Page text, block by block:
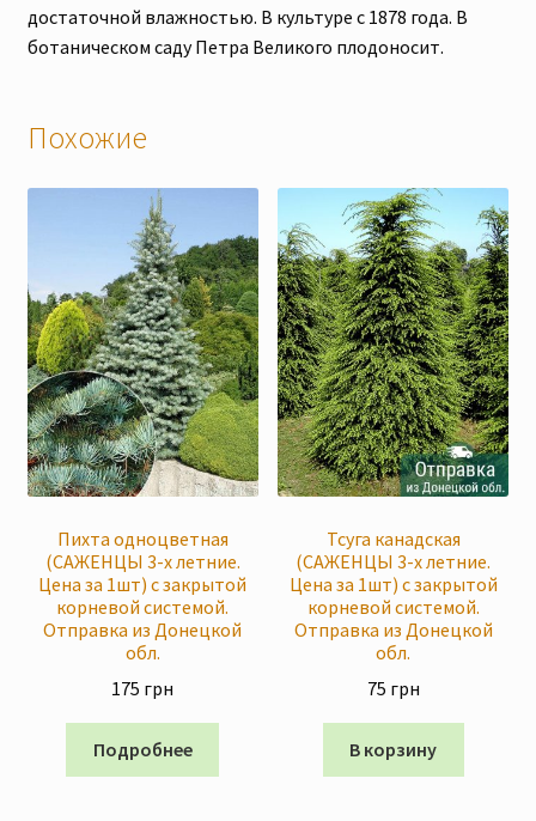
достаточной влажностью. В культуре с 1878 года. В
ботаническом саду Петра Великого плодоносит.
Похожие
Пихта одноцветная
(САЖЕНЦЫ 3-х летние.
Цена за 1шт) с закрытой
корневой системой.
Отправка из Донецкой
обл.
175 грн
Подробнее
Тсуга канадская
(САЖЕНЦЫ 3-х летние.
Цена за 1шт) с закрытой
корневой системой.
Отправка из Донецкой
обл.
75 грн
В корзину